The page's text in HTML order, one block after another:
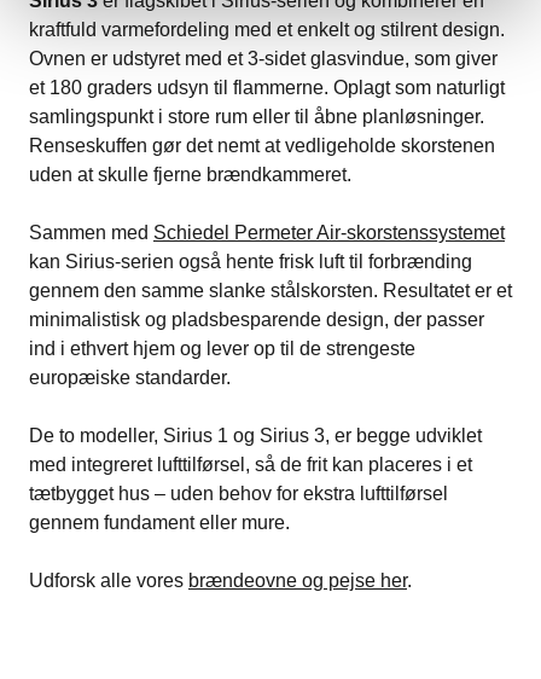
kraftfuld varmefordeling med et enkelt og stilrent design.
Ovnen er udstyret med et 3-sidet glasvindue, som giver
et 180 graders udsyn til flammerne. Oplagt som naturligt
samlingspunkt i store rum eller til åbne planløsninger.
Renseskuffen gør det nemt at vedligeholde skorstenen
uden at skulle fjerne brændkammeret.
Sammen med Schiedel Permeter Air-skorstenssystemet
kan Sirius-serien også hente frisk luft til forbrænding
gennem den samme slanke stålskorsten. Resultatet er et
minimalistisk og pladsbesparende design, der passer
ind i ethvert hjem og lever op til de strengeste
europæiske standarder.
De to modeller, Sirius 1 og Sirius 3, er begge udviklet
med integreret lufttilførsel, så de frit kan placeres i et
tætbygget hus – uden behov for ekstra lufttilførsel
gennem fundament eller mure.
Udforsk alle vores brændeovne og pejse her.